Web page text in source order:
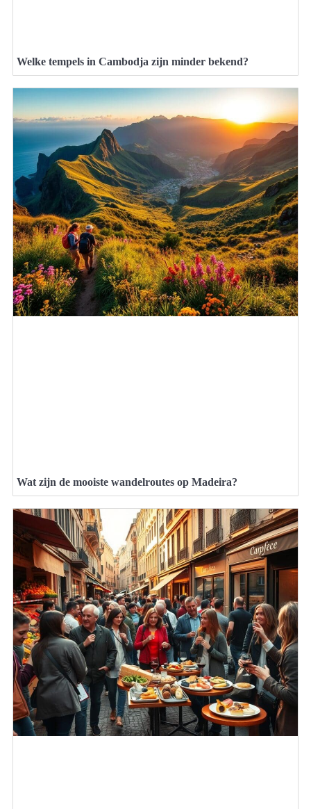
Welke tempels in Cambodja zijn minder bekend?
Wat zijn de mooiste wandelroutes op Madeira?